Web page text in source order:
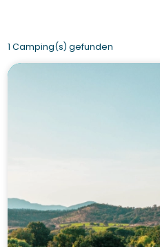
1 Camping(s) gefunden